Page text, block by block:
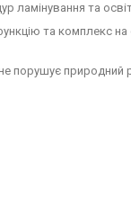
ламінування та
та комплекс на
порушує природний